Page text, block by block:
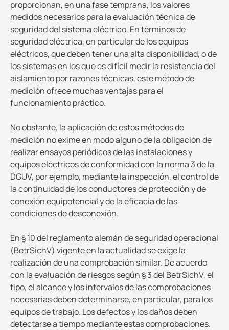
proporcionan, en una fase temprana, los valores
medidos necesarios para la evaluación técnica de
seguridad del sistema eléctrico. En términos de
seguridad eléctrica, en particular de los equipos
eléctricos, que deben tener una alta disponibilidad, o de
los sistemas en los que es difícil medir la resistencia del
aislamiento por razones técnicas, este método de
medición ofrece muchas ventajas para el
funcionamiento práctico.
No obstante, la aplicación de estos métodos de
medición no exime en modo alguno de la obligación de
realizar ensayos periódicos de las instalaciones y
equipos eléctricos de conformidad con la norma 3 de la
DGUV, por ejemplo, mediante la inspección, el control de
la continuidad de los conductores de protección y de
conexión equipotencial y de la eficacia de las
condiciones de desconexión.
En § 10 del reglamento alemán de seguridad operacional
(BetrSichV) vigente en la actualidad se exige la
realización de una comprobación similar. De acuerdo
con la evaluación de riesgos según § 3 del BetrSichV, el
tipo, el alcance y los intervalos de las comprobaciones
necesarias deben determinarse, en particular, para los
equipos de trabajo. Los defectos y los daños deben
detectarse a tiempo mediante estas comprobaciones.